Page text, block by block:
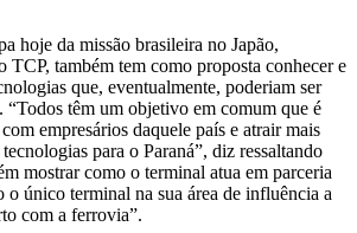
hoje da missão brasileira no Japão,
TCP, também tem como proposta conhecer e
que, eventualmente, poderiam ser
“Todos têm um objetivo em comum que é
empresários daquele país e atrair mais
para o Paraná”, diz ressaltando
mostrar como o terminal atua em parceria
o único terminal na sua área de influência a
com a ferrovia”.